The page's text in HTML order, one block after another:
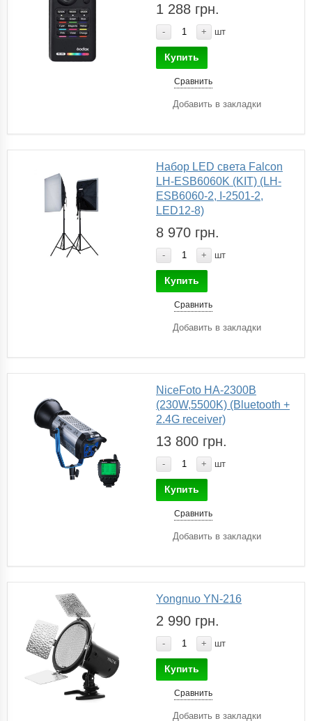
1 288 грн.
- + шт
Купить
Сравнить
Добавить в закладки
Набор LED света Falcon
LH-ESB6060K (KIT) (LH-
ESB6060-2, I-2501-2,
LED12-8)
8 970 грн.
- + шт
Купить
Сравнить
Добавить в закладки
NiceFoto HA-2300B
(230W,5500K) (Bluetooth +
2.4G receiver)
13 800 грн.
- + шт
Купить
Сравнить
Добавить в закладки
Yongnuo YN-216
2 990 грн.
- + шт
Купить
Сравнить
Добавить в закладки